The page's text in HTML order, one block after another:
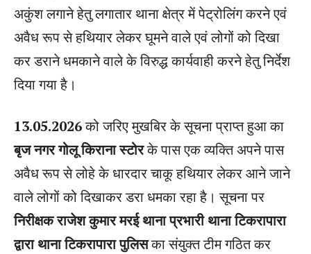
अकुंश लगाने हेतु लगातार थाना क्षेत्र में पेट्रोलिंग करने एवं
अवैध रूप से हथियार लेकर घूमने वाले एवं लोगों को दिखा
कर डराने धमकाने वाले के विरुद्ध कार्यवाही करने हेतु निर्देश
दिया गया है।
13.05.2026को जरिए मुखबिर के सूचना प्राप्त हुआ का
बृज नगर गोलू किराना स्टोरके पास एक व्यक्ति अपने पास
अवैध रूप से लोहे के धारदार चाकू हथियार लेकर आने जाने
वाले लोगों को दिखाकर डरा धमका रहा है। सूचना पर
निरीक्षक राजेश कुमार मरई थाना प्रभारी थाना टिकरापारा
द्वारा थाना टिकरापारा पुलिसका संयुक्त टीम गठित कर